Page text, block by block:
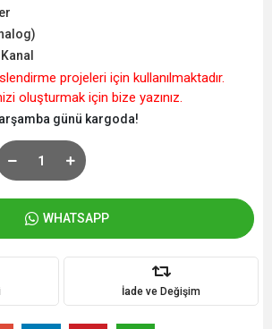
projeleri için kullanılmaktadır.
oluşturmak için bize yazınız.
günü kargoda!
WHATSAPP
İade ve Değişim